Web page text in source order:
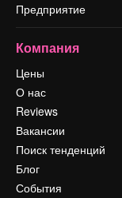
Предприятие
Компания
Цены
О нас
Reviews
Вакансии
Поиск тенденций
Блог
События